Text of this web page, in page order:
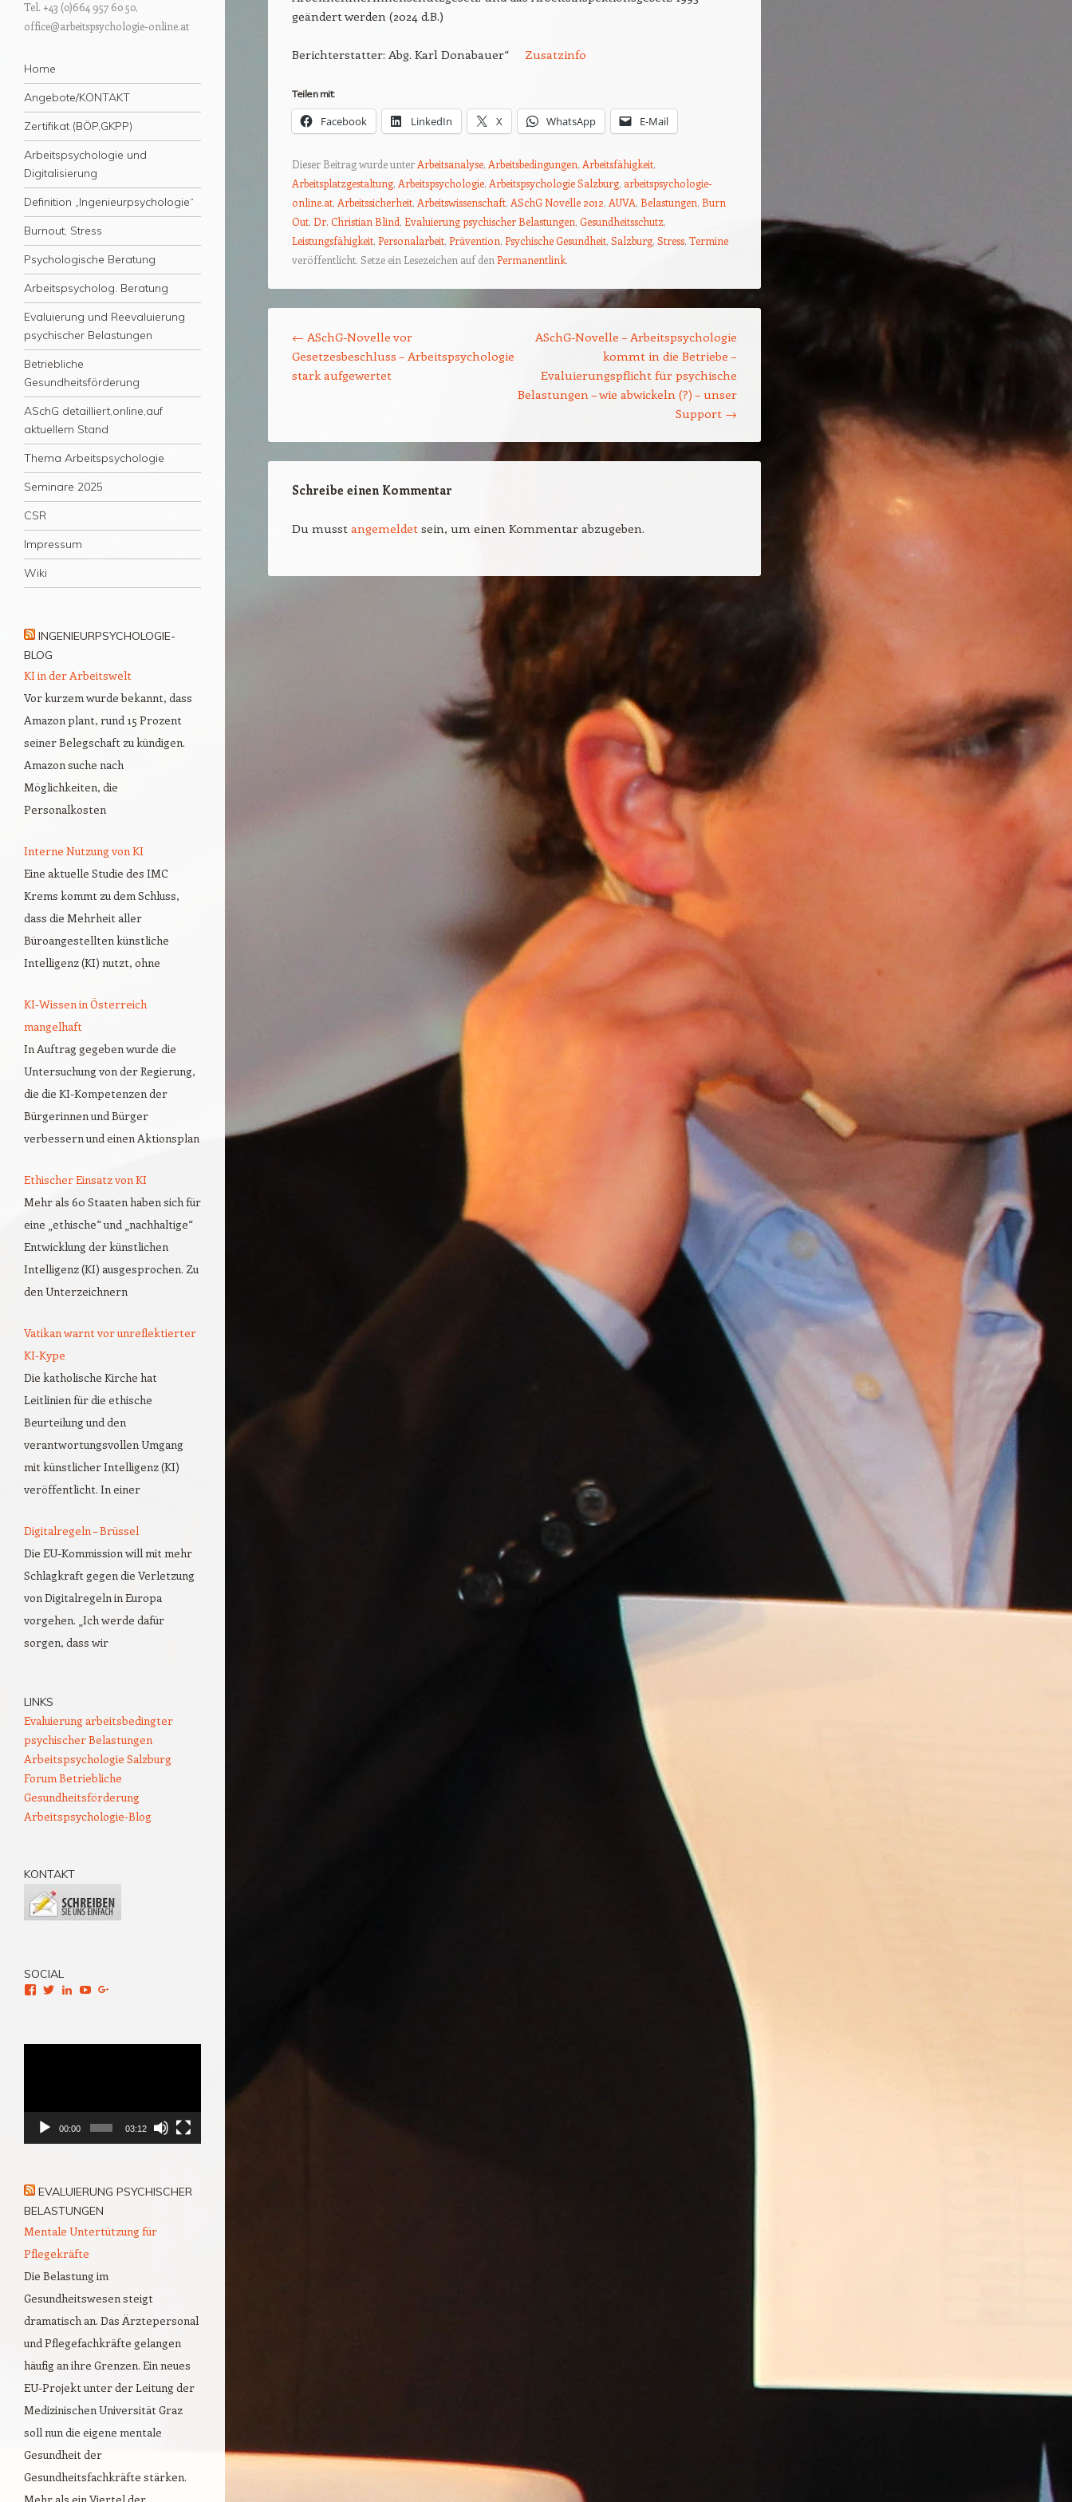
Tel. +43 (0)664 957 60 50,
office@arbeitspsychologie-online.at
Menü
Zum Inhalt springen
Home
Angebote/KONTAKT
Zertifikat (BÖP,GKPP)
Arbeitspsychologie und
Digitalisierung
Definition „Ingenieurpsychologie“
Burnout, Stress
Psychologische Beratung
Arbeitspsycholog. Beratung
Evaluierung und Reevaluierung
psychischer Belastungen
Betriebliche
Gesundheitsförderung
ASchG detailliert,online,auf
aktuellem Stand
Thema Arbeitspsychologie
Seminare 2025
CSR
Impressum
Wiki
geändert werden (2024 d.B.)
Berichterstatter: Abg. Karl Donabauer“ Zusatzinfo
Teilen mit:
Facebook LinkedIn X WhatsApp E-Mail
Dieser Beitrag wurde unter Arbeitsanalyse, Arbeitsbedingungen, Arbeitsfähigkeit,
Arbeitsplatzgestaltung, Arbeitspsychologie, Arbeitspsychologie Salzburg, arbeitspsychologie-
online.at, Arbeitssicherheit, Arbeitswissenschaft, ASchG Novelle 2012, AUVA, Belastungen, Burn
Out, Dr. Christian Blind, Evaluierung psychischer Belastungen, Gesundheitsschutz,
Leistungsfähigkeit, Personalarbeit, Prävention, Psychische Gesundheit, Salzburg, Stress, Termine
veröffentlicht. Setze ein Lesezeichen auf den Permanentlink.
← ASchG-Novelle vor
Gesetzesbeschluss – Arbeitspsychologie
stark aufgewertet
ASchG-Novelle – Arbeitspsychologie
kommt in die Betriebe –
Evaluierungspflicht für psychische
Belastungen – wie abwickeln (?) – unser
Support →
Schreibe einen Kommentar
Du musst angemeldet sein, um einen Kommentar abzugeben.
INGENIEURPSYCHOLOGIE-
BLOG
KI in der Arbeitswelt
Vor kurzem wurde bekannt, dass
Amazon plant, rund 15 Prozent
seiner Belegschaft zu kündigen.
Amazon suche nach
Möglichkeiten, die
Personalkosten
Interne Nutzung von KI
Eine aktuelle Studie des IMC
Krems kommt zu dem Schluss,
dass die Mehrheit aller
Büroangestellten künstliche
Intelligenz (KI) nutzt, ohne
KI-Wissen in Österreich
mangelhaft
In Auftrag gegeben wurde die
Untersuchung von der Regierung,
die die KI-Kompetenzen der
Bürgerinnen und Bürger
verbessern und einen Aktionsplan
Ethischer Einsatz von KI
Mehr als 60 Staaten haben sich für
eine „ethische“ und „nachhaltige“
Entwicklung der künstlichen
Intelligenz (KI) ausgesprochen. Zu
den Unterzeichnern
Vatikan warnt vor unreflektierter
KI-Kype
Die katholische Kirche hat
Leitlinien für die ethische
Beurteilung und den
verantwortungsvollen Umgang
mit künstlicher Intelligenz (KI)
veröffentlicht. In einer
Digitalregeln – Brüssel
Die EU-Kommission will mit mehr
Schlagkraft gegen die Verletzung
von Digitalregeln in Europa
vorgehen. „Ich werde dafür
sorgen, dass wir
LINKS
Evaluierung arbeitsbedingter
psychischer Belastungen
Arbeitspsychologie Salzburg
Forum Betriebliche
Gesundheitsförderung
Arbeitspsychologie-Blog
KONTAKT
SOCIAL
Facebook
TwitterLinkedInYouTube
00:00 03:12
EVALUIERUNG PSYCHISCHER
BELASTUNGEN
Mentale Untertützung für
Pflegekräfte
Die Belastung im
Gesundheitswesen steigt
dramatisch an. Das Ärztepersonal
und Pflegefachkräfte gelangen
häufig an ihre Grenzen. Ein neues
EU-Projekt unter der Leitung der
Medizinischen Universität Graz
soll nun die eigene mentale
Gesundheit der
Gesundheitsfachkräfte stärken.